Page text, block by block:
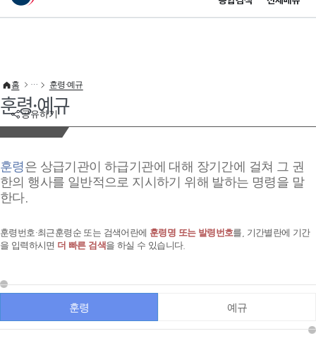
이 누리집은 대한민국 공식 전자정부 누리집입니다.
공유하기
홈 훈령·예규
훈령·예규
훈령은 상급기관이 하급기관에 대해 장기간에 걸쳐 그 권
한의 행사를 일반적으로 지시하기 위해 발하는 명령을 말
한다.
훈령번호·최근훈령순 또는 검색어란에 훈령명 또는 발령번호를, 기간별란에 기간
을 입력하시면 더 빠른 검색 을 하실 수 있습니다.
훈령 예규